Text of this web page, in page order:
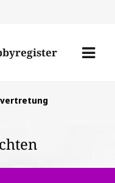
den
Menü